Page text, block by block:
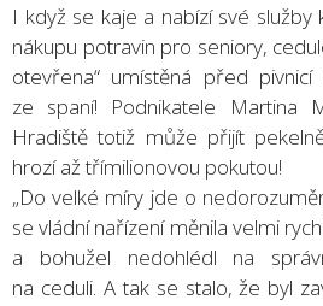
I když se kaje a nabízí své
nákupu potravin pro seniory,
otevřena“ umístěná před
ze spaní! Podnikatele Martina
Hradiště totiž může přijít
hrozí až třímilionovou pokutou!
„Do velké míry jde o
se vládní nařízení měnila velmi
a bohužel nedohlédl na
na ceduli. A tak se stalo, že byl